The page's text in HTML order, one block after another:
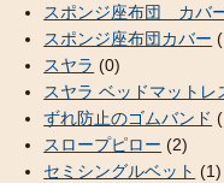
スポンジ座布団 カバ
スポンジ座布団カバー
スヤラ (0)
スヤラ ベッドマットレ
ずれ防止のゴムバンド
スロープピロー (2)
セミシングルベット (1)